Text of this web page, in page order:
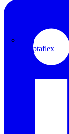
Adaptaflex